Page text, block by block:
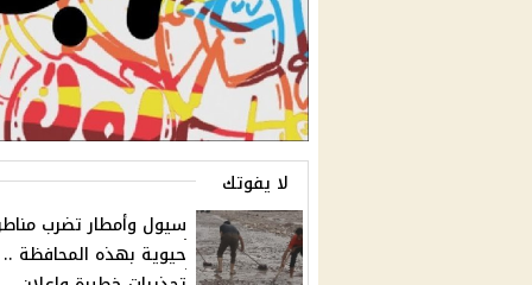
لا يفوتك
سيول وأمطار تضرب
حيوية بهذه المحافظة ..